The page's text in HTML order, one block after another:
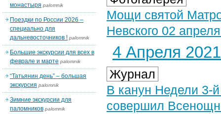
Мощи святой
Невского 02
4 Апреля 2021
Журнал
В канун Недели 3-
совершил
монастыря palomnik
Поездки по России 2026 –
специально для
дальневосточников ! palomnik
Большие экскурсии для всех в
феврале и марте palomnik
“Татьянин день” – большая
экскурсия palomnik
Зимние экскурсии для
паломников palomnik